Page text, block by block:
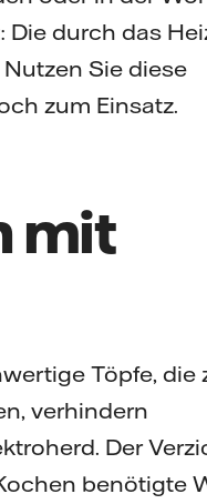
durch das
Sie diese
zum Einsatz.
mit
Töpfe, die
verhindern
Der
benötigte